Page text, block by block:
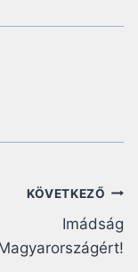
KÖVETKEZŐ
Imádság